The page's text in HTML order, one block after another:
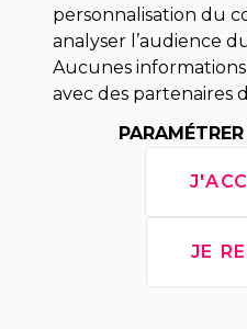
INFORMATIONS
Droit de rétractation
Conditions générales
Mentions légales
Horaires d'ouverture
personnalisation du
analyser l’audience
Aucunes
avec des partenaires
JE